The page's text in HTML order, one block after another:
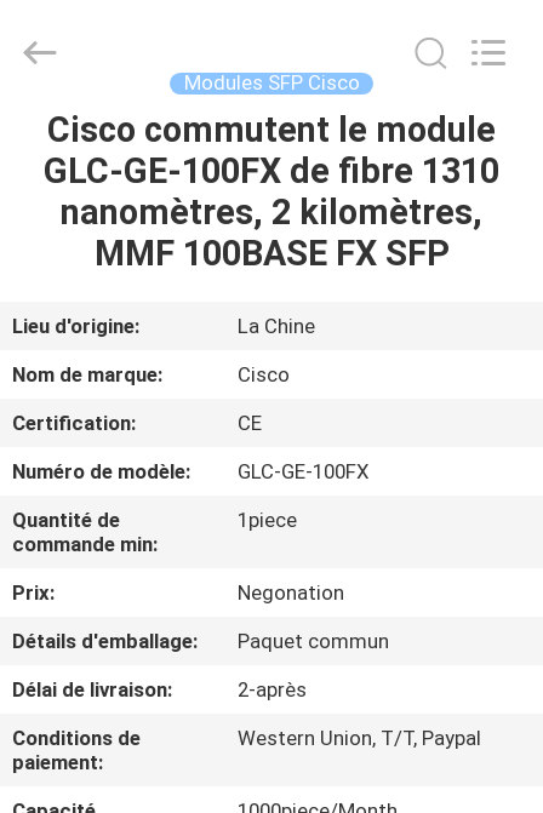
MAISON
VIDÉOS
À
PROPOS
DE
VISITE
DE
L'USINE
CONTRÔLE
Equipment
Reserved.
Modules SFP Cisco
Cisco commutent le module
GLC-GE-100FX de fibre 1310
nanomètres, 2 kilomètres,
MMF 100BASE FX SFP
Lieu d'origine:
La Chine
Nom de marque:
Cisco
Certification:
CE
Numéro de modèle:
GLC-GE-100FX
Quantité de
commande min:
1piece
Prix:
Negonation
Détails d'emballage:
Paquet commun
Délai de livraison:
2-après
Conditions de
paiement:
Western Union, T/T, Paypal